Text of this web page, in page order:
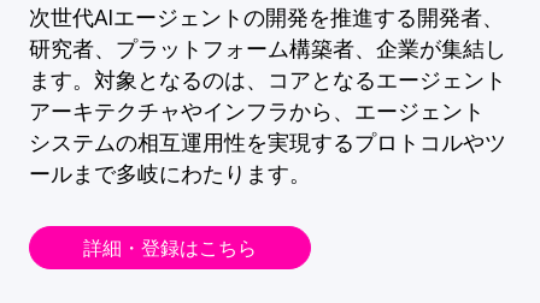
次世代AIエージェントの開発を推進する開発者、
研究者、プラットフォーム構築者、企業が集結し
ます。対象となるのは、コアとなるエージェント
アーキテクチャやインフラから、エージェント
システムの相互運用性を実現するプロトコルやツ
ールまで多岐にわたります。
詳細・登録はこちら